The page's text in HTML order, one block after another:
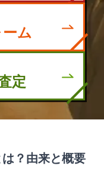
ム
定
？由来と概要